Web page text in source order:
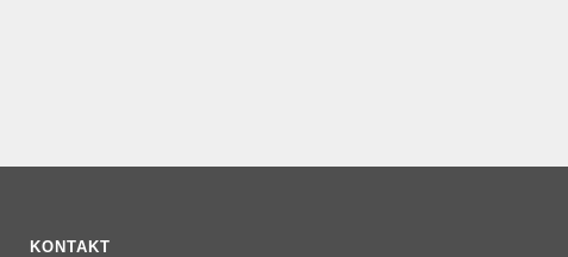
KONTAKT